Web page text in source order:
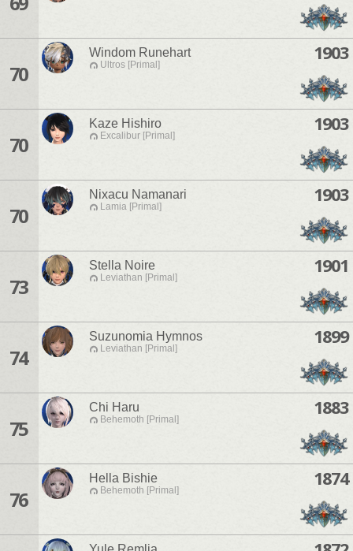
70
Windom Runehart
Ultros [Primal]
1903
70
Kaze Hishiro
Excalibur [Primal]
1903
70
Nixacu Namanari
Lamia [Primal]
1903
73
Stella Noire
Leviathan [Primal]
1901
74
Suzunomia Hymnos
Leviathan [Primal]
1899
75
Chi Haru
Behemoth [Primal]
1883
76
Hella Bishie
Behemoth [Primal]
1874